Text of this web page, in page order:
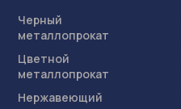
Черный
металлопрокат
Цветной
металлопрокат
Нержавеющий